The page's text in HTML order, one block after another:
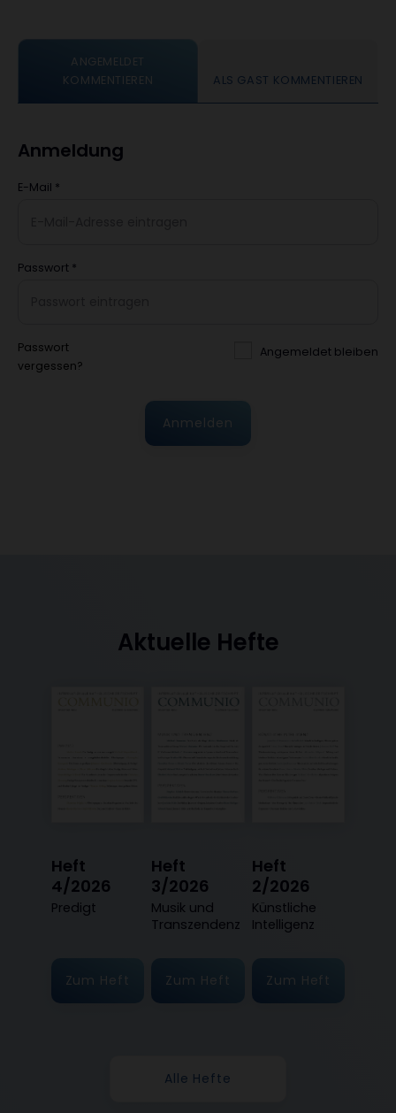
ANGEMELDET
KOMMENTIEREN
ALS GAST KOMMENTIEREN
Anmeldung
E-Mail *
Passwort *
Passwort
vergessen?
Angemeldet bleiben
Anmelden
Aktuelle Hefte
Heft
4/2026
:
Predigt
Zum Heft
Heft
3/2026
:
Musik und
Transzendenz
Zum Heft
Heft
2/2026
:
Künstliche
Intelligenz
Zum Heft
Alle Hefte